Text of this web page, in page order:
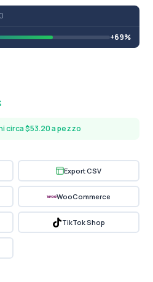
+69%
circa $53.20 a pezzo
Export CSV
WooCommerce
TikTok Shop